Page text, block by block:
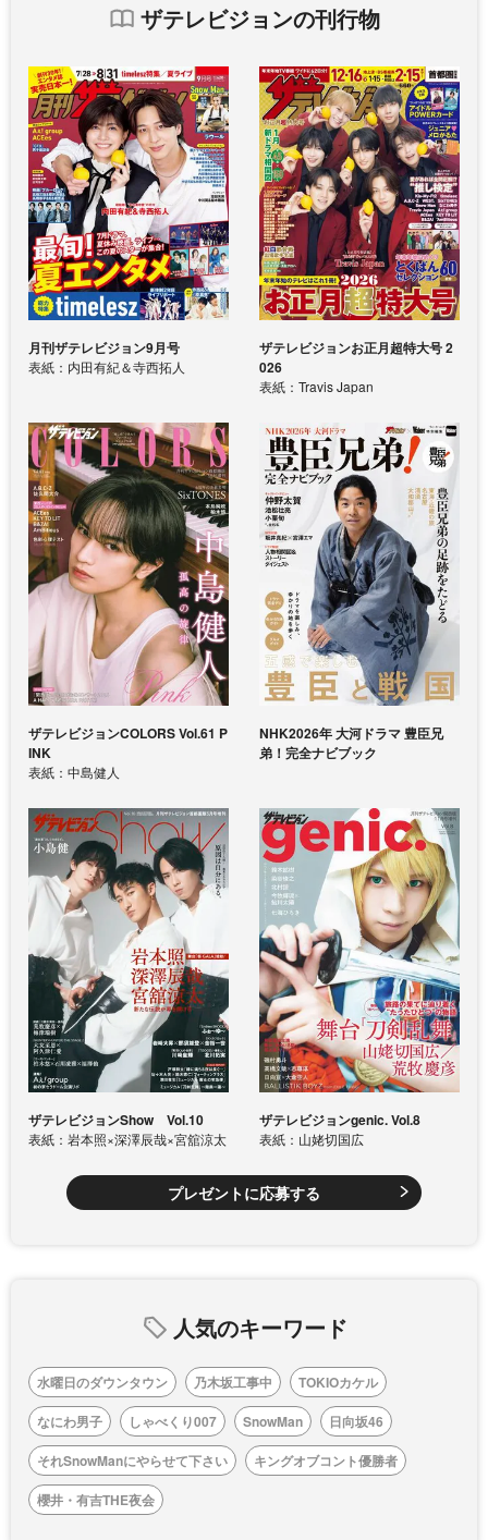
ザテレビジョンの刊行物
月刊ザテレビジョン9月号
表紙：内田有紀＆寺西拓人
ザテレビジョンお正月超特大号 2
026
表紙：Travis Japan
ザテレビジョンCOLORS Vol.61 P
INK
表紙：中島健人
NHK2026年 大河ドラマ 豊臣兄
弟！完全ナビブック
ザテレビジョンShow Vol.10
表紙：岩本照×深澤辰哉×宮舘涼太
ザテレビジョンgenic. Vol.8
表紙：山姥切国広
プレゼントに応募する
人気のキーワード
水曜日のダウンタウン 乃木坂工事中
TOKIOカケル
なにわ男子
しゃべくり007 SnowMan
日向坂46
それSnowManにやらせて下さい
キングオブコント優勝者
櫻井・有吉THE夜会